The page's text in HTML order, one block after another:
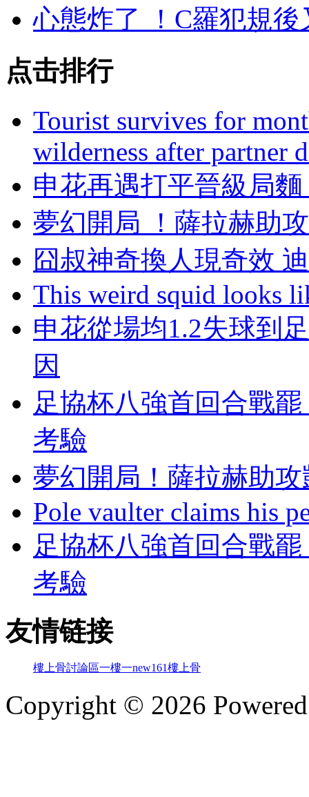
心態炸了 ！C羅犯規
点击排行
Tourist survives for
wilderness after partner
申花再遇打平晉級局
夢幻開局  ！薩拉赫
囧叔神奇換人現奇效
This weird squid looks
申花從場均1.2失球到
因
足協杯八強首回合戰罷
考驗
夢幻開局！薩拉赫
Pole vaulter claims his
足協杯八強首回合戰罷
考驗
友情链接
樓上骨討論區一樓一new161樓上骨
Copyright © 2026